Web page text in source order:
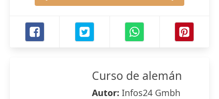
Curso de alemán
Autor: Infos24 Gmbh